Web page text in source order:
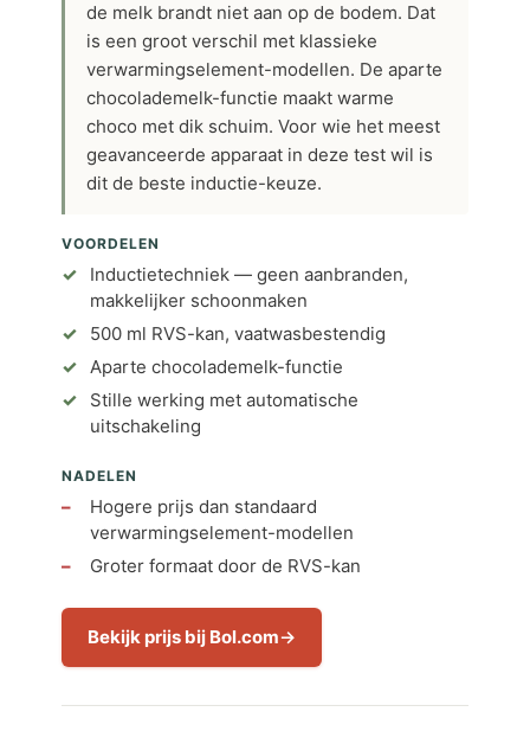
de melk brandt niet aan op de bodem. Dat
is een groot verschil met klassieke
verwarmingselement-modellen. De aparte
chocolademelk-functie maakt warme
choco met dik schuim. Voor wie het meest
geavanceerde apparaat in deze test wil is
dit de beste inductie-keuze.
VOORDELEN
Inductietechniek — geen aanbranden,
makkelijker schoonmaken
500 ml RVS-kan, vaatwasbestendig
Aparte chocolademelk-functie
Stille werking met automatische
uitschakeling
NADELEN
Hogere prijs dan standaard
verwarmingselement-modellen
Groter formaat door de RVS-kan
Bekijk prijs bij Bol.com